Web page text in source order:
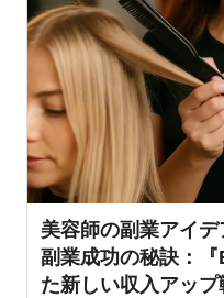
美容師の副業アイ
副業成功の秘訣：
た新しい収入アップ